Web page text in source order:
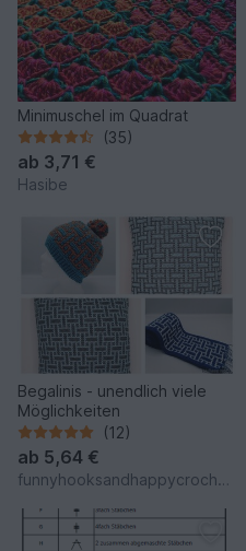
Minimuschel im Quadrat
(35)
ab 3,71 €
Hasibe
Begalinis - unendlich viele
Möglichkeiten
(12)
ab 5,64 €
funnyhooksandhappycrochets